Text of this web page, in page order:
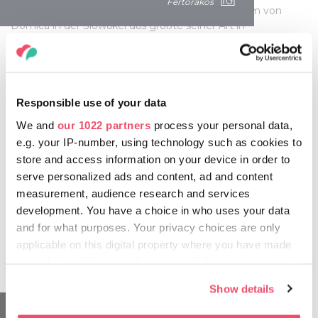
Responsible use of your data
We and our 1022 partners process your personal data,
e.g. your IP-number, using technology such as cookies to
store and access information on your device in order to
serve personalized ads and content, ad and content
measurement, audience research and services
development. You have a choice in who uses your data
and for what purposes. Your privacy choices are only
applicable on this digital property where you have made
Show details
Aggtelek, das zusammen mit dem Höhlensystem von
Domica in der Slowakei das größte seiner Art in
Mitteleuropa ist. Die Höhlenstrukturen erscheinen wie
märchenhafte Landschaften und die Teilnehmer*innen
besonderen Ort befinden. Ein wesentliche Teil dieses
Dies kann man am besten im großen Konzertsaal der
Höhle erleben, wo der einzigartige Klang durch den Einsatz
modernster Lichttechnik noch verstärkt wird und eine
geheimnisvolle Stimmung mit samtig schimmernder
Beleuchtung erzeugt. Das Musikprogramm bietet eine
breite Palette von klassischen und populären
Musikrichtungen an und die Jahr für Jahr zu Jahresende am
30. Dezember veranstaltete Operettengala ist bereits zu
Tradition geworden.